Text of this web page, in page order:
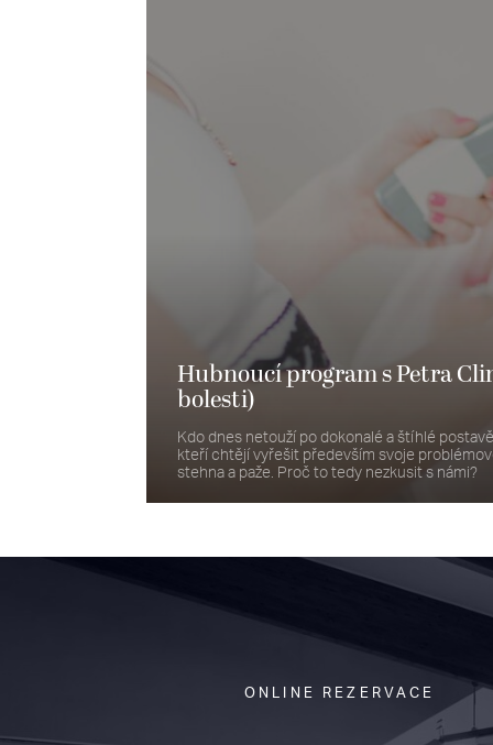
Hubnoucí program s Petra
bolesti)
Kdo dnes netouží po dokonalé a štíhlé
kteří chtějí vyřešit především svoje
stehna a paže. Proč to tedy nezkusit s námi?
ONLINE REZERVACE